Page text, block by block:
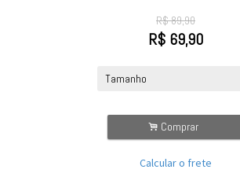
R$89,90
R$ 69,90
. Comprar
Calcular o frete